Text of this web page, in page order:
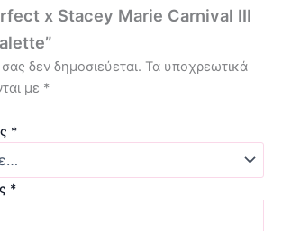
x Stacey Marie Carnival III
δεν δημοσιεύεται. Τα υποχρεωτικά
με *
*
*